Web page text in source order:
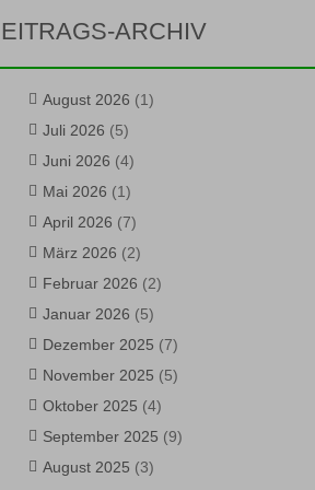
ARCHIV
August 2026 (1)
Juli 2026 (5)
Juni 2026 (4)
Mai 2026 (1)
April 2026 (7)
März 2026 (2)
Februar 2026 (2)
Januar 2026 (5)
Dezember 2025 (7)
November 2025 (5)
Oktober 2025 (4)
September 2025 (9)
August 2025 (3)